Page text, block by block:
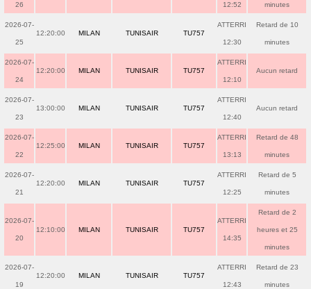
26 12:52 minutes
2026-07-
25
12:20:00 MILAN TUNISAIR TU757
ATTERRI
12:30
Retard de 10
minutes
2026-07-
24
12:20:00 MILAN TUNISAIR TU757
ATTERRI
12:10
Aucun retard
2026-07-
23
13:00:00 MILAN TUNISAIR TU757
ATTERRI
12:40
Aucun retard
2026-07-
22
12:25:00 MILAN TUNISAIR TU757
ATTERRI
13:13
Retard de 48
minutes
2026-07-
21
12:20:00 MILAN TUNISAIR TU757
ATTERRI
12:25
Retard de 5
minutes
2026-07-
20
12:10:00 MILAN TUNISAIR TU757
ATTERRI
14:35
Retard de 2
heures et 25
minutes
2026-07-
19
12:20:00 MILAN TUNISAIR TU757
ATTERRI
12:43
Retard de 23
minutes